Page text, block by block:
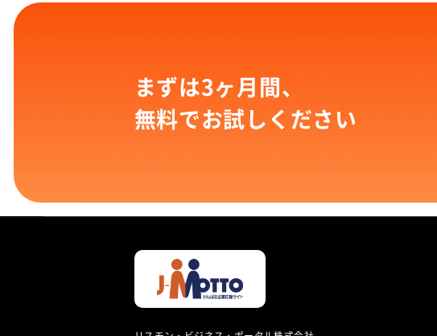
まずは3ヶ月間、
無料でお試しください